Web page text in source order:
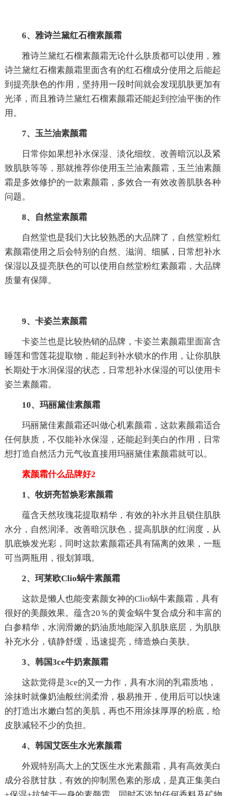
6、雅诗兰黛红石榴素颜霜
雅诗兰黛红石榴素颜霜无论什么肤质都可以使用，雅
诗兰黛红石榴素颜霜里面含有的红石榴成分使用之后能起
到提亮肤色的作用，坚持用一段时间就会发现肌肤更加有
光泽，而且雅诗兰黛红石榴素颜霜还能起到控油平衡的作
用。
7、玉兰油素颜霜
日常你如果想补水保湿、淡化细纹、改善暗沉以及紧
致肌肤等等，那就推荐你使用玉兰油素颜霜，玉兰油素颜
霜是多效修护的一款素颜霜，多效合一有效改善肌肤各种
问题。
8、自然堂素颜霜
自然堂也是我们大比较熟悉的大品牌了，自然堂粉红
素颜霜使用之后会特别的自然、滋润、细腻，日常想补水
保湿以及提亮肤色的可以使用自然堂粉红素颜霜，大品牌
质量有保障。
9、卡姿兰素颜霜
卡姿兰也是比较热销的品牌，卡姿兰素颜霜里面富含
睡莲和雪莲花提取物，能起到补水锁水的作用，让你肌肤
长期处于水润保湿的状态，日常想补水保湿的可以使用卡
姿兰素颜霜。
10、玛丽黛佳素颜霜
玛丽黛佳素颜霜还叫做心机素颜霜，这款素颜霜适合
任何肤质，不仅能补水保湿，还能起到美白的作用，日常
想打造自然活力元气妆直接用玛丽黛佳素颜霜就可以。
素颜霜什么品牌好2
1、牧妍亮皙焕彩素颜霜
蕴含天然玫瑰花提取精华，有效的补水并且锁住肌肤
水分，自然润泽。改善暗沉肤色，提高肌肤的红润度，从
肌底焕发光彩，同时这款素颜霜还具有隔离的效果，一瓶
可当两瓶用，很划算哦。
2、珂莱欧Clio蜗牛素颜霜
这款是懒人也能变素颜女神的Clio蜗牛素颜霜，具有
很好的美颜效果。蕴含20％的黄金蜗牛复合成分和丰富的
白参精华，水润滑嫩的奶油质地能深入肌肤底层，为肌肤
补充水分，镇静舒缓，迅速提亮，缔造焕白美肤。
3、韩国3ce牛奶素颜霜
这款觉得是3ce的又一力作，具有水润的乳霜质地，
涂抹时就像奶油般丝润柔滑，极易推开，使用后可以快速
的打造出水嫩白皙的美肌，再也不用涂抹厚厚的粉底，给
皮肤减轻不少的负担。
4、韩国艾医生水光素颜霜
外观特别高大上的艾医生水光素颜霜，具有高效美白
成分谷胱甘肽，有效的抑制黑色素的形成，是真正集美白